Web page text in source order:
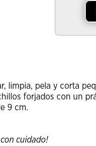
limpia, pela y corta
forjados con un
9 cm.
cuidado!